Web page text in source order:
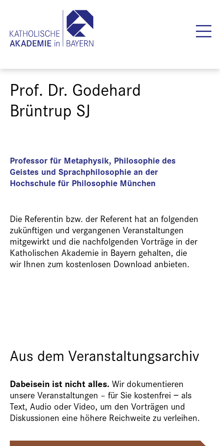
Prof. Dr. Godehard
Brüntrup SJ
Professor für Metaphysik, Philosophie des
Geistes und Sprachphilosophie an der
Hochschule für Philosophie München
Die Referentin bzw. der Referent hat an folgenden
zukünftigen und vergangenen Veranstaltungen
mitgewirkt und die nachfolgenden Vorträge in der
Katholischen Akademie in Bayern gehalten, die
wir Ihnen zum kostenlosen Download anbieten.
Aus dem Veranstaltungsarchiv
Dabeisein ist nicht alles. Wir dokumentieren
unsere Veranstaltungen – für Sie kostenfrei − als
Text, Audio oder Video, um den Vorträgen und
Diskussionen eine höhere Reichweite zu verleihen.